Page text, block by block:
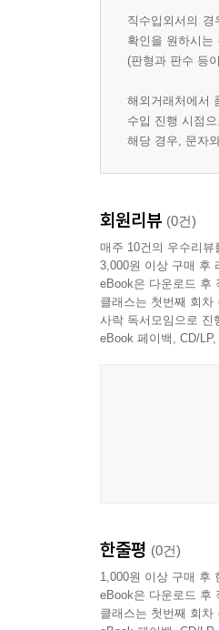
직수입외서의
확인을 원하시는
(판형과 판수 등
해외거래처에서
수입 진행 시점
해당 경우, 문자
회원리뷰 (0건)
매주 10건의 우수리
3,000원 이상 구매 후
eBook은 다운로드 후
클래스는 첫번째 회
사락 독서모임으로 진
eBook 페이백, CD/
한줄평 (0건)
1,000원 이상 구매 후
eBook은 다운로드 후
클래스는 첫번째 회